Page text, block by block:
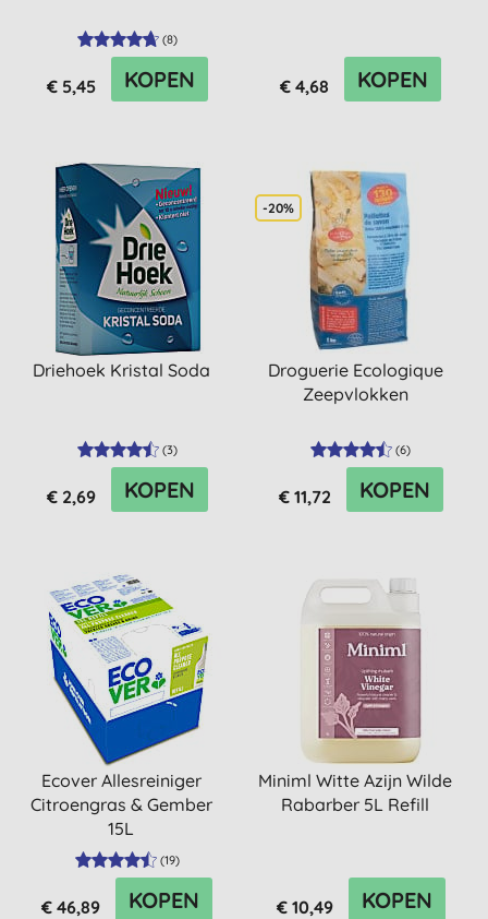
(8)
€ 5,45 KOPEN € 4,68 KOPEN
Driehoek Kristal Soda
(3)
€ 2,69 KOPEN
-20%
Droguerie Ecologique
Zeepvlokken
(6)
€ 11,72 KOPEN
Ecover Allesreiniger
Citroengras & Gember
15L
(19)
€ 46,89 KOPEN
Miniml Witte Azijn Wilde
Rabarber 5L Refill
€ 10,49 KOPEN